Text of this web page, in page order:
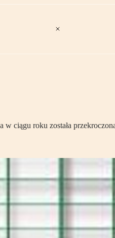
ciągu roku została